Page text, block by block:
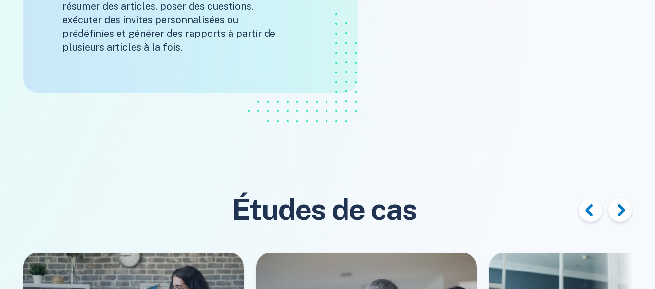
résumer des articles, poser des questions,
exécuter des invites personnalisées ou
prédéfinies et générer des rapports à partir de
plusieurs articles à la fois.
Études de cas